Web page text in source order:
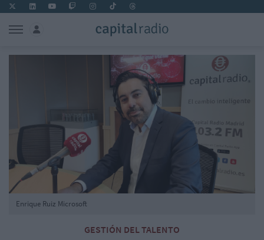
GESTIÓN DEL TALENTO
Enrique Ruiz Microsoft